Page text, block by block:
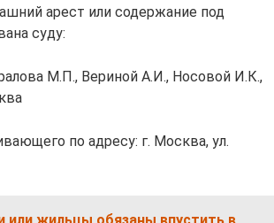
арест или содержание под
суду:
М.П., Вериной А.И., Носовой И.К.,
по адресу: г. Москва, ул.